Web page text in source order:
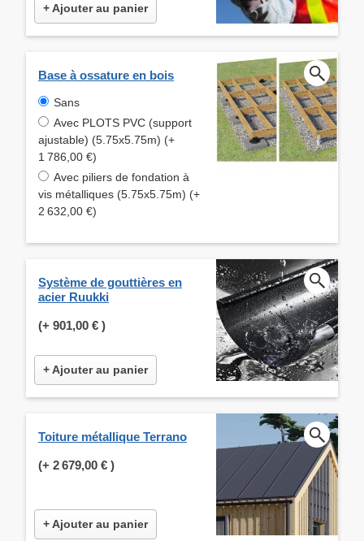
+ Ajouter au panier
Base à ossature en bois
Sans
Avec PLOTS PVC (support
ajustable) (5.75x5.75m) (+
1 786,00 €)
Avec piliers de fondation à
vis métalliques (5.75x5.75m) (+
2 632,00 €)
Système de gouttières en
acier Ruukki
(+ 901,00 € )
+ Ajouter au panier
Toiture métallique Terrano
(+ 2 679,00 € )
+ Ajouter au panier